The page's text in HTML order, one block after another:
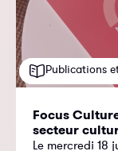
Publications
Focus
secteur
Le mercredi 18